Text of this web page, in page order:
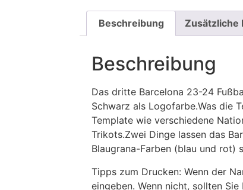
Beschreibung Zusätzliche
Beschreibung
Das dritte Barcelona 23-24
Schwarz als Logofarbe.Was die
Template wie verschiedene
Trikots.Zwei Dinge lassen das
Blaugrana-Farben (blau und rot)
Tipps zum Drucken: Wenn der
eingeben. Wenn nicht, sollten